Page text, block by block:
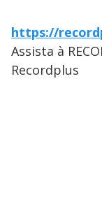
https://
Assista à
Recordplus